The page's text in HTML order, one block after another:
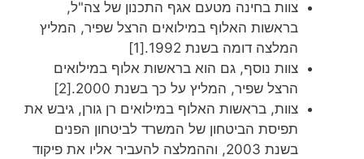
צוות בחינה מטעם אגף התכנון של צה"ל,
בראשות האלוף במילואים הרצל שפיר, המליץ
המלצה דומה בשנת 1992.[1]
צוות נוסף, גם הוא בראשות אלוף במילואים
הרצל שפיר, המליץ על כך בשנת 2000.[2]
צוות, בראשות האלוף במילואים רן גורן, גיבש את
תפיסת הביטחון של המשרד לביטחון הפנים
בשנת 2003, וההמלצה להעביר אליו את פיקוד